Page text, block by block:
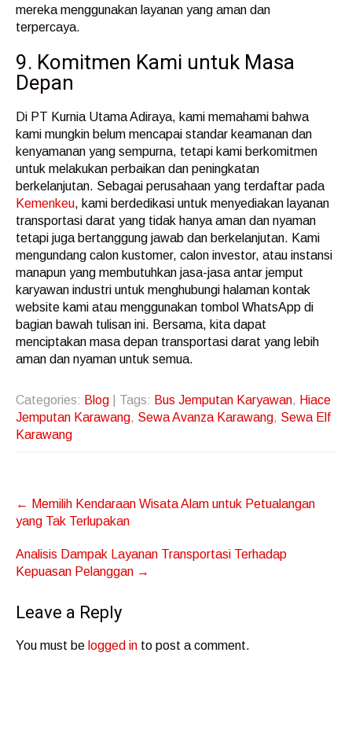
mereka menggunakan layanan yang aman dan
terpercaya.
9. Komitmen Kami untuk Masa
Depan
Di PT Kurnia Utama Adiraya, kami memahami bahwa
kami mungkin belum mencapai standar keamanan dan
kenyamanan yang sempurna, tetapi kami berkomitmen
untuk melakukan perbaikan dan peningkatan
berkelanjutan. Sebagai perusahaan yang terdaftar pada
Kemenkeu, kami berdedikasi untuk menyediakan layanan
transportasi darat yang tidak hanya aman dan nyaman
tetapi juga bertanggung jawab dan berkelanjutan. Kami
mengundang calon kustomer, calon investor, atau instansi
manapun yang membutuhkan jasa-jasa antar jemput
karyawan industri untuk menghubungi halaman kontak
website kami atau menggunakan tombol WhatsApp di
bagian bawah tulisan ini. Bersama, kita dapat
menciptakan masa depan transportasi darat yang lebih
aman dan nyaman untuk semua.
Categories: Blog | Tags: Bus Jemputan Karyawan, Hiace
Jemputan Karawang, Sewa Avanza Karawang, Sewa Elf
Karawang
Post
navigation
← Memilih Kendaraan Wisata Alam untuk Petualangan
yang Tak Terlupakan
Analisis Dampak Layanan Transportasi Terhadap
Kepuasan Pelanggan →
Leave a Reply
You must be logged in to post a comment.